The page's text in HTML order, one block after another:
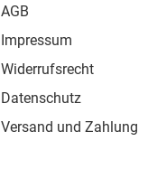
AGB
Impressum
Widerrufsrecht
Datenschutz
Versand und Zahlung